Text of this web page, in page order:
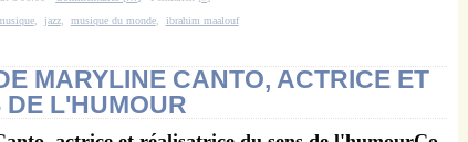
, jazz, musique du monde, ibrahim maalouf
MARYLINE CANTO, ACTRICE ET
DE L'HUMOUR